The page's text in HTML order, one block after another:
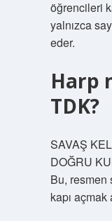
öğrencileri
yalnızca
eder.
Harp
TDK?
SAVAŞ
DOĞRU
Bu, resmen
kapı